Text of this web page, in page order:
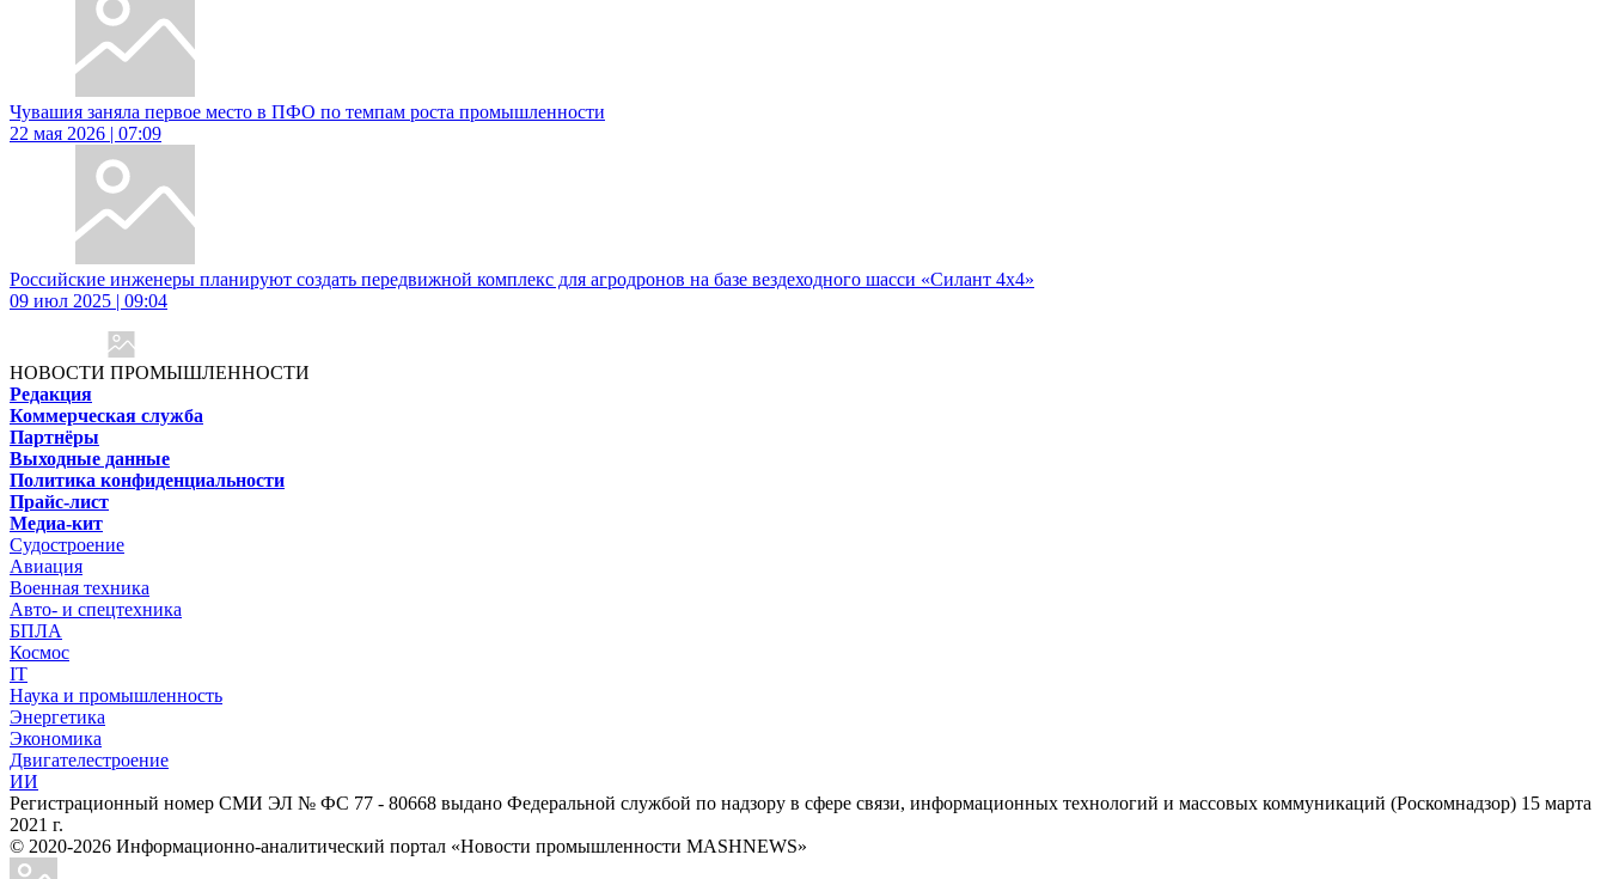
Чувашия заняла первое место в ПФО по темпам роста промышленности
22 мая 2026 | 07:09
Российские инженеры планируют создать передвижной комплекс для агродронов на базе вездеходного шасси «Силант 4х4»
09 июл 2025 | 09:04
НОВОСТИ ПРОМЫШЛЕННОСТИ
Редакция
Коммерческая служба
Партнёры
Выходные данные
Политика конфиденциальности
Прайс-лист
Медиа-кит
Судостроение
Авиация
Военная техника
Авто- и спецтехника
БПЛА
Космос
IT
Наука и промышленность
Энергетика
Экономика
Двигателестроение
ИИ
Регистрационный номер СМИ ЭЛ № ФС 77 - 80668 выдано Федеральной службой по надзору в сфере связи, информационных технологий и массовых коммуникаций (Роскомнадзор) 15 марта
2021 г.
© 2020-2026 Информационно-аналитический портал «Новости промышленности MASHNEWS»